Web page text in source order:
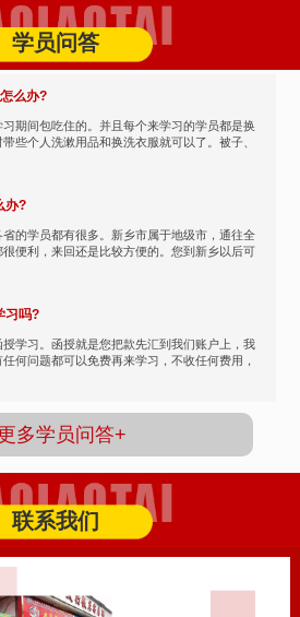
学员问答
么办?
期间包吃住的。并且每个来学习的学员都是换
些个人洗漱用品和换洗衣服就可以了。被子、
办?
的学员都有很多。新乡市属于地级市，通往全
便利，来回还是比较方便的。您到新乡以后可
习吗?
学习。函授就是您把款先汇到我们账户上，我
何问题都可以免费再来学习，不收任何费用，
多学员问答+
联系我们